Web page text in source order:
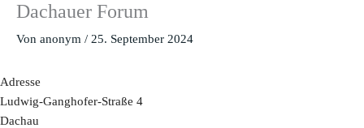
Dachauer Forum
Von anonym / 25. September 2024
Adresse
Ludwig-Ganghofer-Straße 4
Dachau